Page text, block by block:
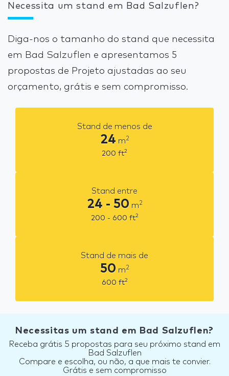
Necessita um stand em Bad Salzuflen?
Diga-nos o tamanho do stand que necessita
em Bad Salzuflen e apresentamos 5
propostas de Projeto ajustadas ao seu
orçamento, grátis e sem compromisso.
Stand de menos de
24 m2
200 ft2
Stand entre
24 - 50 m2
200 - 600 ft2
Stand de mais de
50 m2
600 ft2
Necessitas um stand em Bad Salzuflen?
Receba grátis 5 propostas para seu próximo stand em
Bad Salzuflen
Compare e escolha, ou não, a que mais te convier.
Grátis e sem compromisso